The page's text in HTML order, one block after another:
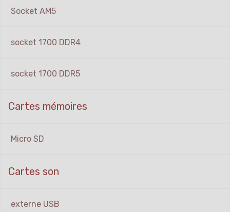
Socket AM5
socket 1700 DDR4
socket 1700 DDR5
Cartes mémoires
Micro SD
Cartes son
externe USB